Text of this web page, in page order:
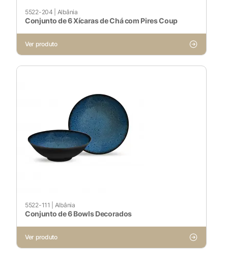
5522-204 Albânia
Conjunto de 6 Xícaras de Chá com Pires Coup
Ver produto
5522-111 Albânia
Conjunto de 6 Bowls Decorados
Ver produto